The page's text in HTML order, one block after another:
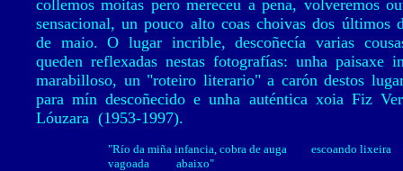
collemos moitas pero mereceu a pena, volveremos
sensacional, un pouco alto coas choivas dos últimos
de maio. O lugar incrible, descoñecía varias
queden reflexadas nestas fotografías: unha paisaxe
marabilloso, un "roteiro literario" a carón destos
para mín descoñecido e unha auténtica xoia Fiz
Lóuzara (1953-1997).
"Río da miña infancia, cobra de auga escoando lixeira
vagoada abaixo"